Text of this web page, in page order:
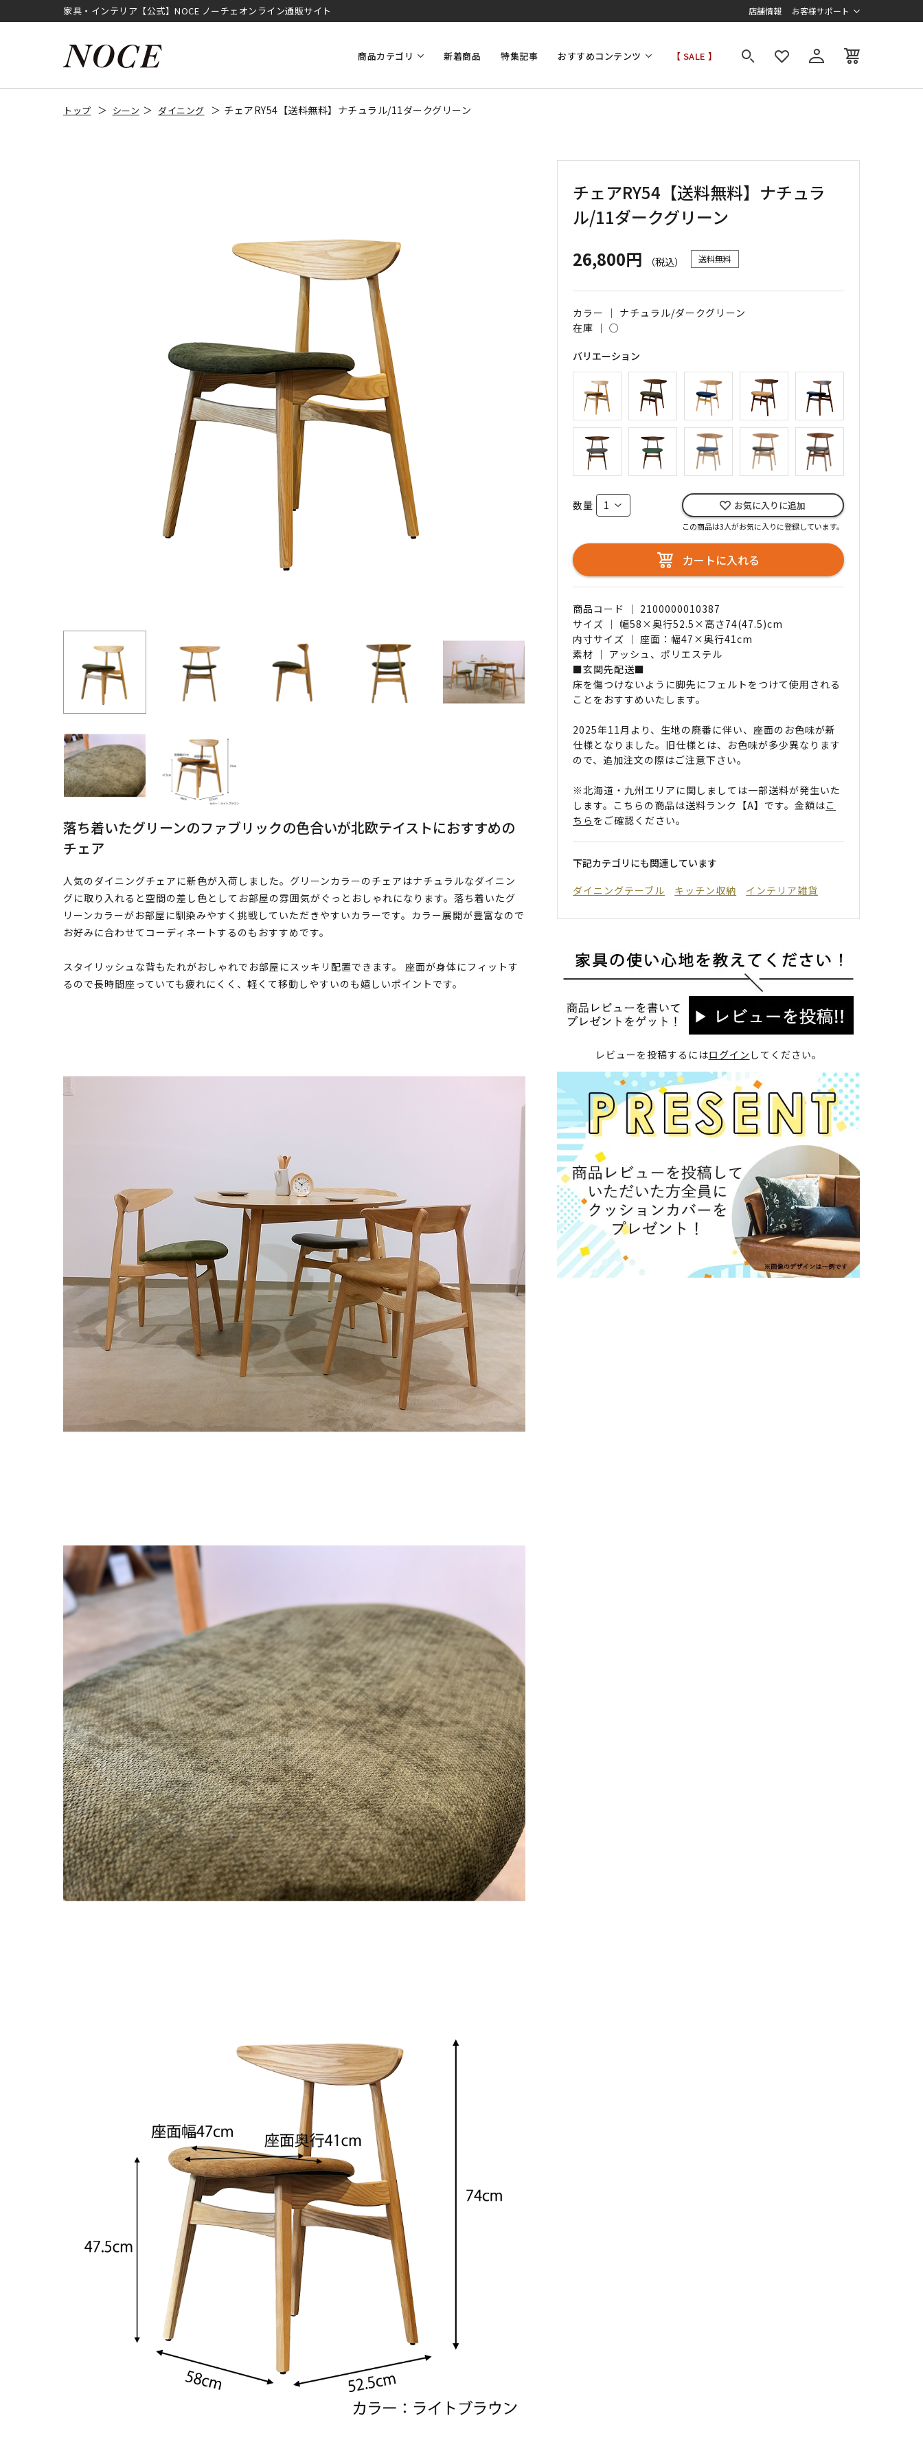
家具・インテリア【公式】NOCE ノーチェオンライン通販サイト 店舗情報 お客様サポート
商品カテゴリ 新着商品 特集記事 おすすめコンテンツ 【 SALE 】
トップ シーン ダイニング チェアRY54【送料無料】ナチュラル/11ダークグリーン
落ち着いたグリーンのファブリックの色合いが北欧テイストにおすすめの
チェア
人気のダイニングチェアに新色が入荷しました。グリーンカラーのチェアはナチュラルなダイニン
グに取り入れると空間の差し色としてお部屋の雰囲気がぐっとおしゃれになります。落ち着いたグ
リーンカラーがお部屋に馴染みやすく挑戦していただきやすいカラーです。カラー展開が豊富なので
お好みに合わせてコーディネートするのもおすすめです。
スタイリッシュな背もたれがおしゃれでお部屋にスッキリ配置できます。 座面が身体にフィットす
るので長時間座っていても疲れにくく、軽くて移動しやすいのも嬉しいポイントです。
チェアRY54【送料無料】ナチュラ
ル/11ダークグリーン
26,800円
（税込） 送料無料
カラー ｜ ナチュラル/ダークグリーン
在庫 ｜○
バリエーション
数量 お気に入りに追加
この商品は3人がお気に入りに登録しています。
カートに入れる
商品コード ｜ 2100000010387
サイズ ｜ 幅58×奥行52.5×高さ74(47.5)cm
内寸サイズ ｜ 座面：幅47×奥行41cm
素材 ｜ アッシュ、ポリエステル
■玄関先配送■
床を傷つけないように脚先にフェルトをつけて使用される
ことをおすすめいたします。
2025年11月より、生地の廃番に伴い、座面のお色味が新
仕様となりました。旧仕様とは、お色味が多少異なります
ので、追加注文の際はご注意下さい。
※北海道・九州エリアに関しましては一部送料が発生いた
します。こちらの商品は送料ランク【A】です。金額はこ
ちら をご確認ください。
下記カテゴリにも関連しています
ダイニングテーブル
キッチン収納 インテリア雑貨
レビューを投稿するにはログイン してください。